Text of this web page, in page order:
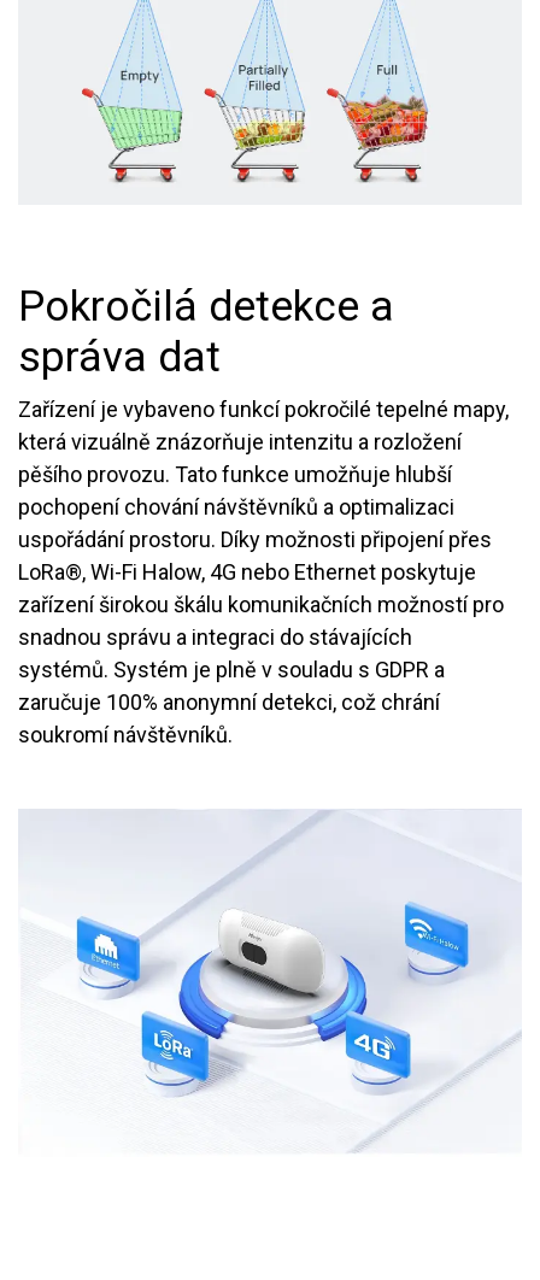
Pokročilá detekce a
správa dat
Zařízení je vybaveno funkcí pokročilé tepelné mapy,
která vizuálně znázorňuje intenzitu a rozložení
pěšího provozu. Tato funkce umožňuje hlubší
pochopení chování návštěvníků a optimalizaci
uspořádání prostoru. Díky možnosti připojení přes
LoRa®, Wi-Fi Halow, 4G nebo Ethernet poskytuje
zařízení širokou škálu komunikačních možností pro
snadnou správu a integraci do stávajících
systémů. Systém je plně v souladu s GDPR a
zaručuje 100% anonymní detekci, což chrání
soukromí návštěvníků.